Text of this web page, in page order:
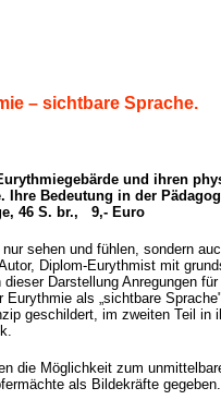
– sichtbare Sprache.
und ihren
Ihre Bedeutung in der
46 S. br., 9,- Euro
sehen und fühlen, sondern
Diplom-Eurythmist mit
Darstellung Anregungen für
als „sichtbare
geschildert, im zweiten Teil in
die Möglichkeit zum
als Bildekräfte gegeben.